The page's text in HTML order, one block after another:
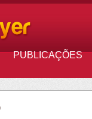
PUBLICAÇÕES